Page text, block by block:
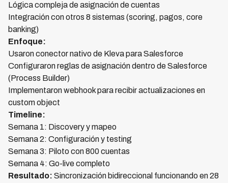
Lógica compleja de asignación de cuentas
Integración con otros 8 sistemas (scoring, pagos, core
banking)
Enfoque:
Usaron conector nativo de Kleva para Salesforce
Configuraron reglas de asignación dentro de Salesforce
(Process Builder)
Implementaron webhook para recibir actualizaciones en
custom object
Timeline:
Semana 1: Discovery y mapeo
Semana 2: Configuración y testing
Semana 3: Piloto con 800 cuentas
Semana 4: Go-live completo
Resultado: Sincronización bidireccional funcionando en 28